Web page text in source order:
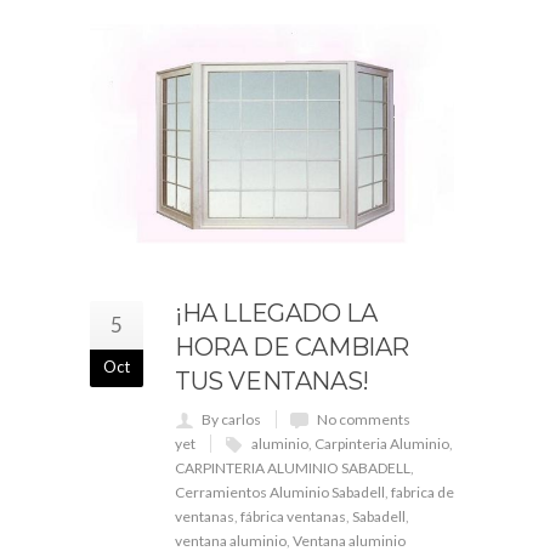
5
Oct
¡HA LLEGADO LA
HORA DE CAMBIAR
TUS VENTANAS!
By carlos
No comments
yet
aluminio Carpinteria Aluminio
CARPINTERIA ALUMINIO SABADELL
Cerramientos Aluminio Sabadell fabrica de
ventanas fábrica ventanas Sabadell
ventana aluminio Ventana aluminio